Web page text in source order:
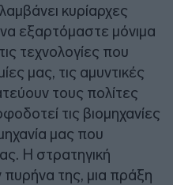
κυρίαρχες
εξαρτόμαστε μόνιμα
τεχνολογίες που
μας, τις αμυντικές
τους πολίτες
τις βιομηχανίες
μας που
Η στρατηγική
πυρήνα της, μια πράξη